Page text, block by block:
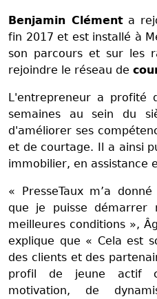
Benjamin Clémenta
fin 2017 et est installé à
son parcours et sur les
rejoindre le réseau de
L'entrepreneur a profité
semaines au sein du
d'améliorer ses
et de courtage. Il a ainsi
immobilier, en assistance
« PresseTaux m’a
que je puisse démarrer
meilleures conditions »,
explique que « Cela est
des clients et des
profil de jeune actif
motivation, de